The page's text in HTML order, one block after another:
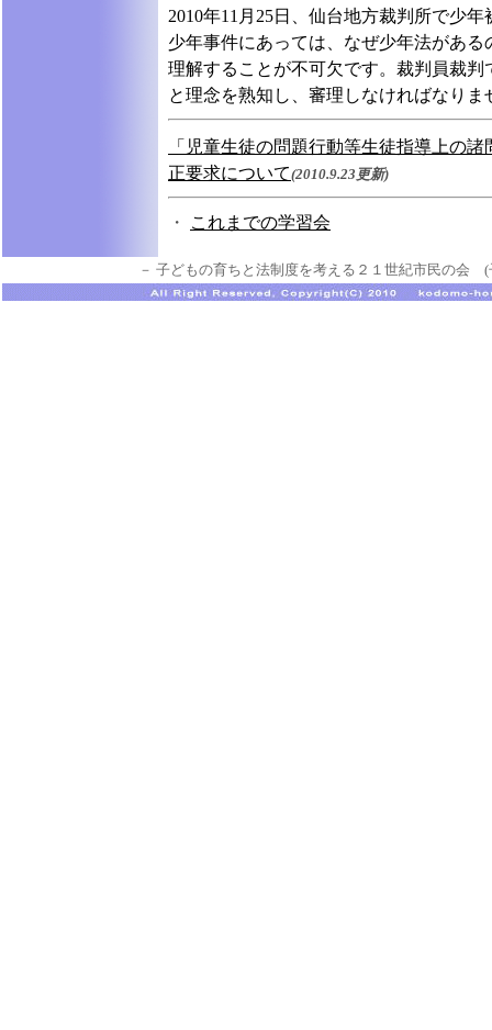
2010年11月25日、仙台地方裁判所で少
少年事件にあっては、なぜ少年法があ
理解することが不可欠です。裁判員裁
と理念を熟知し、審理しなければなりま
「児童生徒の問題行動等生徒指導上の
正要求について(2010.9.23更新)
・ これまでの学習会
－ 子どもの育ちと法制度を考える２１世紀市民の会 (